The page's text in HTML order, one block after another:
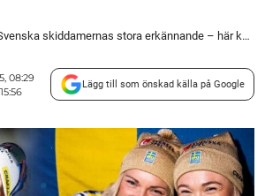
Svenska skiddamernas stora erkännande – här knäcker de Norge som världens bästa landslag
08:29
Lägg till som önskad källa på Google